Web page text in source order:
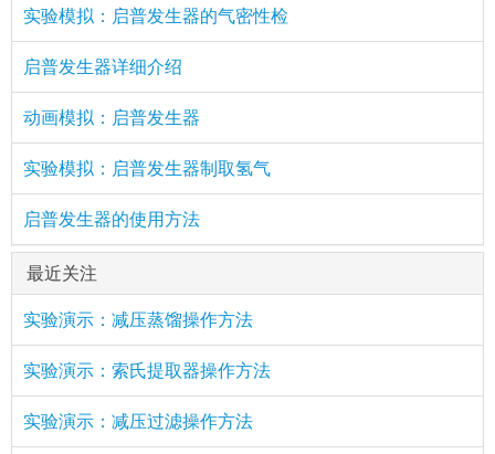
实验模拟：启普发生器的气密性检
启普发生器详细介绍
动画模拟：启普发生器
实验模拟：启普发生器制取氢气
启普发生器的使用方法
最近关注
实验演示：减压蒸馏操作方法
实验演示：索氏提取器操作方法
实验演示：减压过滤操作方法